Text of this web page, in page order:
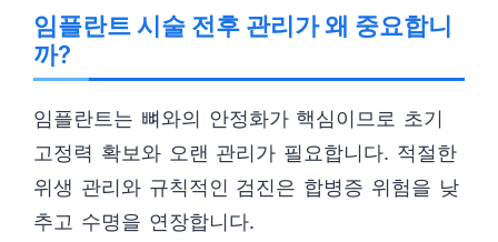
임플란트 시술 전후 관리가 왜 중요합니
까?
임플란트는 뼈와의 안정화가 핵심이므로 초기
고정력 확보와 오랜 관리가 필요합니다. 적절한
위생 관리와 규칙적인 검진은 합병증 위험을 낮
추고 수명을 연장합니다.